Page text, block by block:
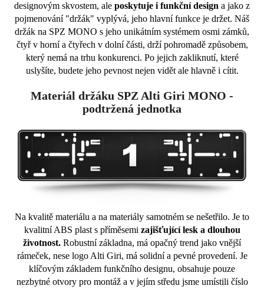
designovým skvostem, ale poskytuje i funkční design a jako z
pojmenování "držák" vyplývá, jeho hlavní funkce je držet. Náš
držák na SPZ MONO s jeho unikátním systémem osmi zámků,
čtyř v horní a čtyřech v dolní části, drží pohromadě způsobem,
který nemá na trhu konkurenci. Po jejich zakliknutí, které
uslyšíte, budete jeho pevnost nejen vidět ale hlavně i cítit.
Materiál držáku SPZ Alti Giri MONO -
podtržená jednotka
Na kvalitě materiálu a na materiály samotném se nešetřilo. Je to
kvalitní ABS plast s příměsemi zajišťující lesk a dlouhou
životnost. Robustní základna, má opačný trend jako vnější
rámeček, nese logo Alti Giri, má solidní a pevné provedení. Je
klíčovým základem funkčního designu, obsahuje pouze
nezbytné otvory pro montáž a v jejím středu jsme umístili číslo